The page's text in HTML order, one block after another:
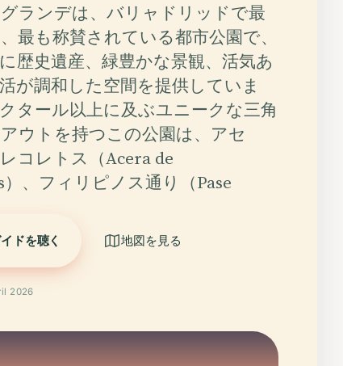
ランデは、バリャドリッドで最
最も称賛されている都市公園で、
歴史遺産、緑豊かな景観、活気あ
が調和した空間を提供していま
タール以上に及ぶユニークな三角
ウトを持つこの公園は、アセ
コレトス（Acera de
）、フィリピノス通り（Pase
ドを聴く 地図を見る
2026